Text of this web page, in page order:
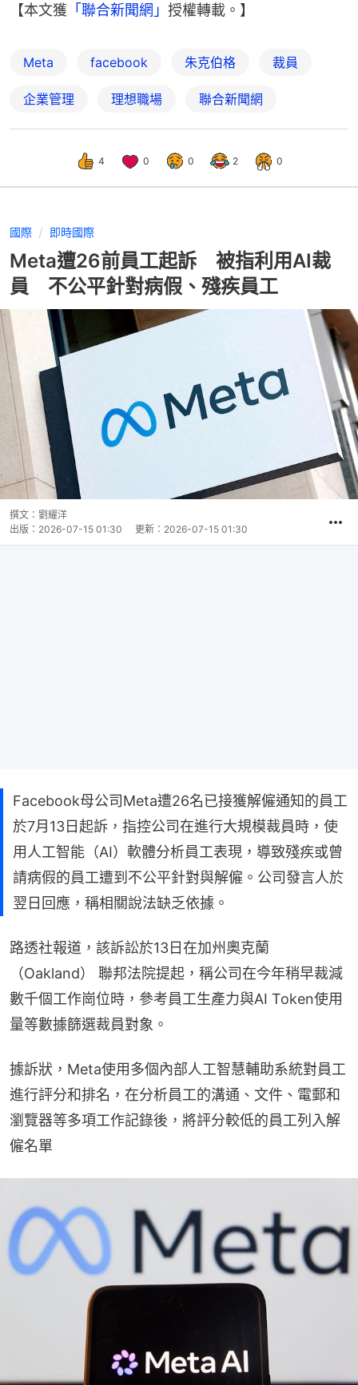
【本文獲 「聯合新聞網」 授權轉載。】
Meta facebook 朱克伯格 裁員
企業管理 理想職場 聯合新聞網
4 0 0 2 0
國際 即時國際
Meta遭26前員工起訴 被指利用AI裁
員 不公平針對病假、殘疾員工
撰文： 劉耀洋
出版： 2026-07-15 01:30 更新： 2026-07-15 01:30
Facebook母公司Meta遭26名已接獲解僱通知的員工
於7月13日起訴，指控公司在進行大規模裁員時，使
用人工智能（AI）軟體分析員工表現，導致殘疾或曾
請病假的員工遭到不公平針對與解僱。公司發言人於
翌日回應，稱相關說法缺乏依據。
路透社報道，該訴訟於13日在加州奧克蘭
（Oakland） 聯邦法院提起，稱公司在今年稍早裁減
數千個工作崗位時，參考員工生產力與AI Token使用
量等數據篩選裁員對象。
據訴狀，Meta使用多個內部人工智慧輔助系統對員工
進行評分和排名，在分析員工的溝通、文件、電郵和
瀏覽器等多項工作記錄後，將評分較低的員工列入解
僱名單